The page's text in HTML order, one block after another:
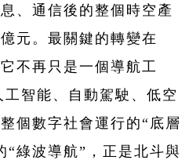
、通信後的整個時空產
元。最關鍵的轉變在
不再只是一個導航工
智能、自動駕駛、低空
個數字社會運行的“底層
“綠波導航”，正是北斗與